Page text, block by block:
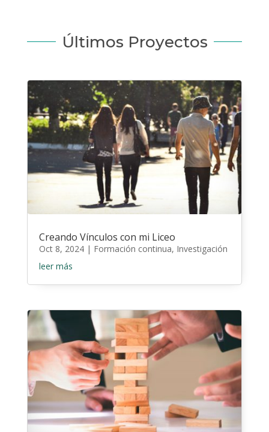
Últimos Proyectos
Creando Vínculos con mi Liceo
Oct 8, 2024| Formación continua, Investigación
leer más